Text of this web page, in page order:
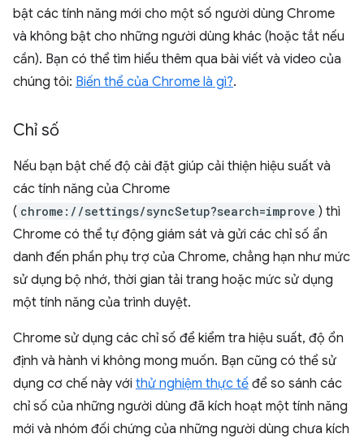
bật các tính năng mới cho một số người dùng Chrome
và không bật cho những người dùng khác (hoặc tắt nếu
cần). Bạn có thể tìm hiểu thêm qua bài viết và video của
chúng tôi: Biến thể của Chrome là gì?.
Chỉ số
Nếu bạn bật chế độ cài đặt giúp cải thiện hiệu suất và
các tính năng của Chrome
( chrome://settings/syncSetup?search=improve ) thì
Chrome có thể tự động giám sát và gửi các chỉ số ẩn
danh đến phần phụ trợ của Chrome, chẳng hạn như mức
sử dụng bộ nhớ, thời gian tải trang hoặc mức sử dụng
một tính năng của trình duyệt.
Chrome sử dụng các chỉ số để kiểm tra hiệu suất, độ ổn
định và hành vi không mong muốn. Bạn cũng có thể sử
dụng cơ chế này với thử nghiệm thực tế để so sánh các
chỉ số của những người dùng đã kích hoạt một tính năng
mới và nhóm đối chứng của những người dùng chưa kích